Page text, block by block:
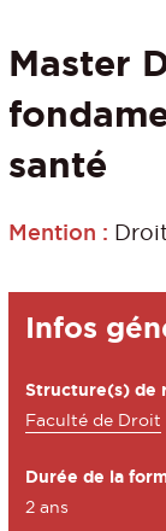
Master
santé
Mention :
Détails
Infos
Structure(s) de
Faculté de Droit
Durée de la
2 ans